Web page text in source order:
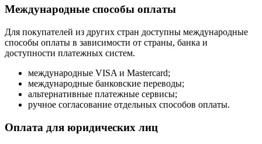
Международные способы оплаты
Для покупателей из других стран доступны международные
способы оплаты в зависимости от страны, банка и
доступности платежных систем.
международные VISA и Mastercard;
международные банковские переводы;
альтернативные платежные сервисы;
ручное согласование отдельных способов оплаты.
Оплата для юридических лиц